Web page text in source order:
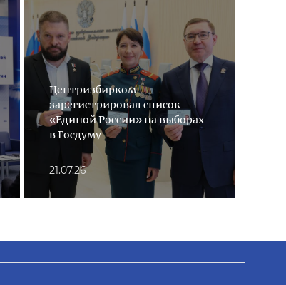
Центризбирком
зарегистрировал список
«Единой России» на выборах
в Госдуму
21.07.26